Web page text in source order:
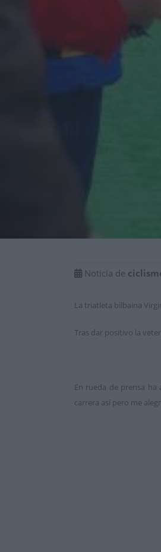
Noticia de
La triatleta bilbaina
Tras dar positivo la
En rueda de prensa ha
carrera así pero me